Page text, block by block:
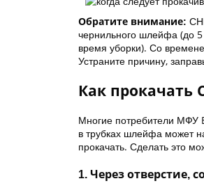
Обратите внимание:
чернильного шлейфа (до
время уборки). Со
Устраните причину,
Как прокачать
Многие потребители МФУ
в трубках шлейфа может
прокачать. Сделать это
1. Через отверстие,